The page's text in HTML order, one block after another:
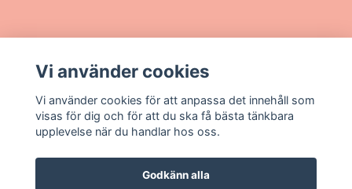
Sociala medier
Vi använder cookies
Vi använder cookies för att anpassa det innehåll som
visas för dig och för att du ska få bästa tänkbara
upplevelse när du handlar hos oss.
Godkänn alla